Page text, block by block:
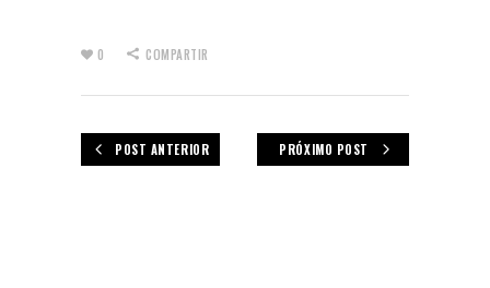
0 COMPARTIR
POST ANTERIOR PRÓXIMO POST